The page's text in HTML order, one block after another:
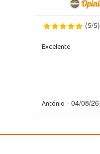
(5/5)
Excelente
António - 04/08/26